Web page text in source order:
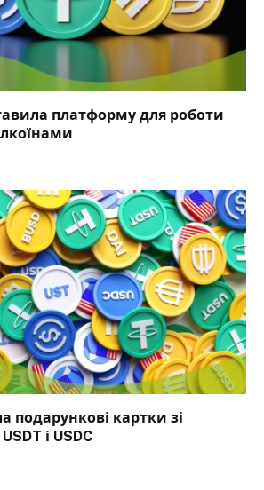
платформу для роботи
подарункові картки зі
і USDC